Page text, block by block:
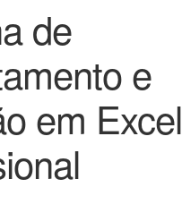
de
e
em Excel